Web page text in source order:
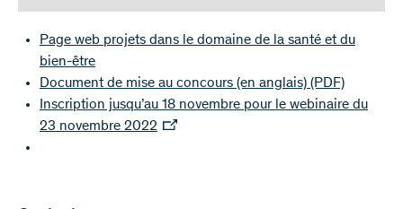
Page web projets dans le domaine de la santé et du
bien-être
Document de mise au concours (en anglais) (PDF)
Inscription jusqu’au 18 novembre pour le webinaire du
23 novembre 2022